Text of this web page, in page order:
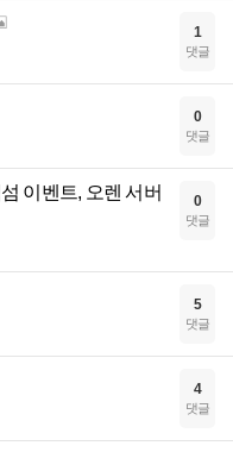
1
댓글
0
댓글
이벤트, 오렌 서버
0
댓글
5
댓글
4
댓글